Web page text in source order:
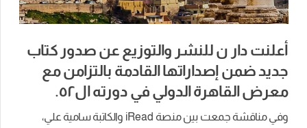
أعلنت دار ن للنشر والتوزيع عن صدور كتاب
جديد ضمن إصداراتها القادمة بالتزامن مع
معرض القاهرة الدولي في دورته ال٥٢.
وفي مناقشة جمعت بين منصة iRead والكاتبة سامية علي،